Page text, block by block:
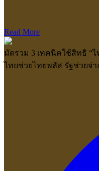
Read More
มัดรวม 3 เทคนิคใช้สิทธิ “ไ
ไทยช่วยไทยพลัส รัฐช่วยจ่า